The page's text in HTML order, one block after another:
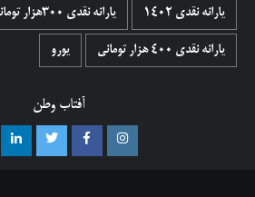
یارانه نقدی 1402 یارانه نقدی ۳۰۰هزار تومانی
یارانه نقدی ۴۰۰ هزار تومانی یورو
آفتاب وطن
اینستاگرام فیسبوک توییتر لینکدین